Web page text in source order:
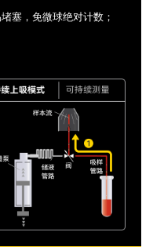
塞，免微球绝对计数；